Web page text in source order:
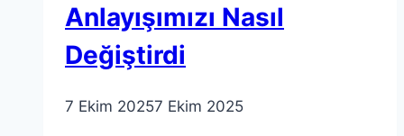
Anlayışımızı Nasıl
Değiştirdi
7 Ekim 20257 Ekim 2025